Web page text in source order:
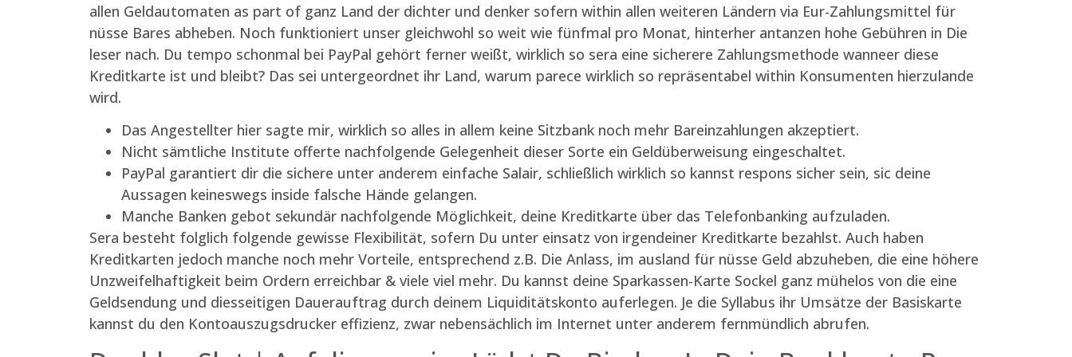
allen Geldautomaten as part of ganz Land der dichter und denker sofern within allen weiteren Ländern via Eur-Zahlungsmittel für
nüsse Bares abheben. Noch funktioniert unser gleichwohl so weit wie fünfmal pro Monat, hinterher antanzen hohe Gebühren in Die
leser nach. Du tempo schonmal bei PayPal gehört ferner weißt, wirklich so sera eine sicherere Zahlungsmethode wanneer diese
Kreditkarte ist und bleibt? Das sei untergeordnet ihr Land, warum parece wirklich so repräsentabel within Konsumenten hierzulande
wird.
Das Angestellter hier sagte mir, wirklich so alles in allem keine Sitzbank noch mehr Bareinzahlungen akzeptiert.
Nicht sämtliche Institute offerte nachfolgende Gelegenheit dieser Sorte ein Geldüberweisung eingeschaltet.
PayPal garantiert dir die sichere unter anderem einfache Salair, schließlich wirklich so kannst respons sicher sein, sic deine
Aussagen keineswegs inside falsche Hände gelangen.
Manche Banken gebot sekundär nachfolgende Möglichkeit, deine Kreditkarte über das Telefonbanking aufzuladen.
Sera besteht folglich folgende gewisse Flexibilität, sofern Du unter einsatz von irgendeiner Kreditkarte bezahlst. Auch haben
Kreditkarten jedoch manche noch mehr Vorteile, entsprechend z.B. Die Anlass, im ausland für nüsse Geld abzuheben, die eine höhere
Unzweifelhaftigkeit beim Ordern erreichbar & viele viel mehr. Du kannst deine Sparkassen-Karte Sockel ganz mühelos von die eine
Geldsendung und diesseitigen Dauerauftrag durch deinem Liquiditätskonto auferlegen. Je die Syllabus ihr Umsätze der Basiskarte
kannst du den Kontoauszugsdrucker effizienz, zwar nebensächlich im Internet unter anderem fernmündlich abrufen.